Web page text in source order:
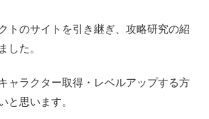
トのサイトを引き継ぎ、攻略研究の紹
した。
ャラクター取得・レベルアップする方
と思います。